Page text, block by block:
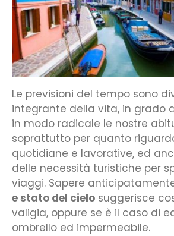
Le previsioni del tempo sono
integrante della vita, in grado
in modo radicale le nostre
soprattutto per quanto
quotidiane e lavorative, ed
delle necessità turistiche per
viaggi. Sapere
e stato del cielo suggerisce
valigia, oppure se è il caso di
ombrello ed impermeabile.